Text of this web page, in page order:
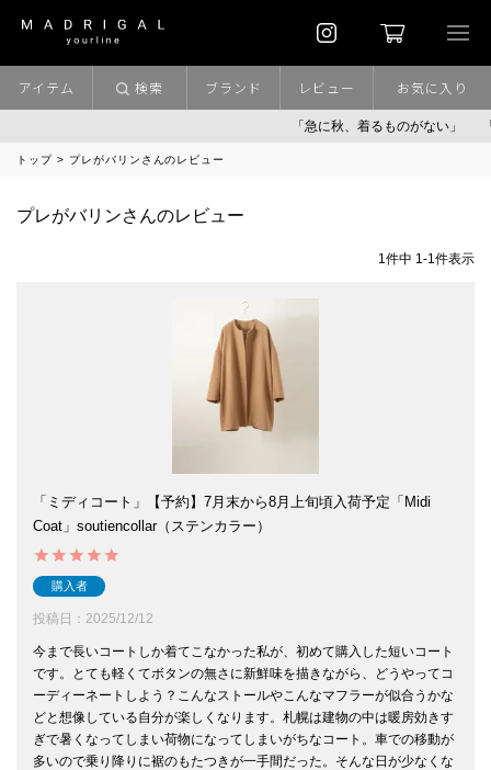
「急に秋、着るものがない」
アイテム 検索 ブランド レビュー お気に入り
トップ プレがバリンさんのレビュー
プレがバリンさんのレビュー
1件中 1-1件表示
「ミディコート」【予約】7月末から8月上旬頃入荷予定「Midi
Coat」soutiencollar（ステンカラー）
購入者
投稿日 2025/12/12
今まで長いコートしか着てこなかった私が、初めて購入した短いコート
です。とても軽くてボタンの無さに新鮮味を描きながら、どうやってコ
ーディーネートしよう？こんなストールやこんなマフラーが似合うかな
どと想像している自分が楽しくなります。札幌は建物の中は暖房効きす
ぎで暑くなってしまい荷物になってしまいがちなコート。車での移動が
多いので乗り降りに裾のもたつきが一手間だった。そんな日が少なくな